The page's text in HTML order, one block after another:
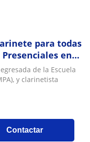
para todas
en
de la Escuela
y clarinetista
Contactar